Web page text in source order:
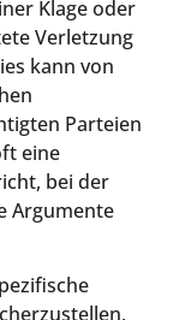
Klage oder
Verletzung
kann von
Parteien
eine
bei der
Argumente